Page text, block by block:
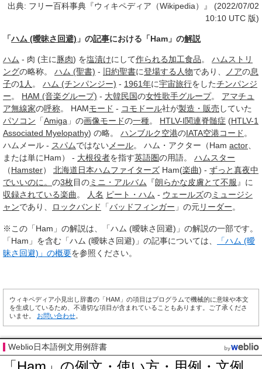
出典: フリー百科事典『ウィキペディア（Wikipedia）』 (2022/07/02
10:10 UTC 版)
「ハム (曖昧さ回避) 」の記事における「Ham」の解説
ハム - 肉 (主に 豚肉) を塩漬けにして作られる加工食品。 ハムストリ
ングの略称。 ハム (聖書) - 旧約聖書に登場する人物であり、 ノアの息
子の1人 。 ハム (チンパンジー) - 1961年に宇宙旅行をしたチンパンジ
ー。 HAM (音楽グループ) - 大韓民国の女性歌手グループ。 アマチュ
ア無線家の呼称。 HAMモード - コモドール社が製造・販売 していた
パソコン 「Amiga 」の画像モードの一種。 HTLV-I関連脊髄症 (HTLV-1
Associated Myelopathy) の略。 ハンブルク空港のIATA空港コード 。
ハムメール - スパムではない メール。 ハム・アクター（Ham actor
または単にHam） - 大根役者を指す英語圏の用語。 ハムスター
（Hamster） 北海道日本ハムファイターズ Ham(楽曲) - ずっと真夜中
でいいのに。 の3枚目のミニ・アルバム 『朗らかな皮膚とて不服 』に
収録されている楽曲 。 人名 ピート・ハム - ウェールズのミュージシ
ャンであり、 ロックバンド 「バッドフィンガー 」の元リーダー。
※この「Ham」の解説は、「ハム (曖昧さ回避)」の解説の一部です。
「Ham」を含む「ハム (曖昧さ回避)」の記事については、
「ハム (曖
昧さ回避)」の概要を参照ください。
ウィキペディア小見出し辞書の「HAM」の項目はプログラムで機械的に意味や本文
を生成しているため、不適切な項目が含まれていることもあります。ご了承くださ
いませ。 お問い合わせ
Weblio日本語例文用例辞書